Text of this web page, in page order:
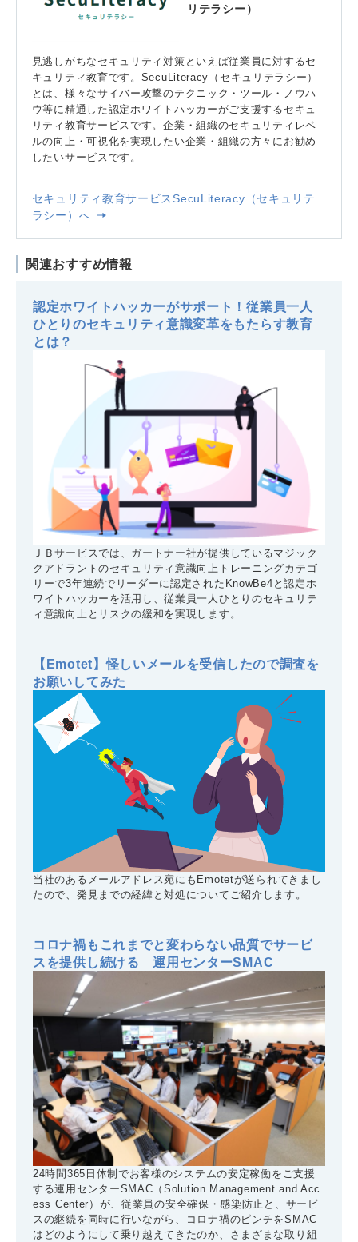
リテラシー）
見逃しがちなセキュリティ対策といえば従業員に対するセ
キュリティ教育です。SecuLiteracy（セキュリテラシー）
とは、様々なサイバー攻撃のテクニック・ツール・ノウハ
ウ等に精通した認定ホワイトハッカーがご支援するセキュ
リティ教育サービスです。企業・組織のセキュリティレベ
ルの向上・可視化を実現したい企業・組織の方々にお勧め
したいサービスです。
セキュリティ教育サービスSecuLiteracy（セキュリテ
ラシー）へ
関連おすすめ情報
認定ホワイトハッカーがサポート！従業員一人
ひとりのセキュリティ意識変革をもたらす教育
とは？
ＪＢサービスでは、ガートナー社が提供しているマジック
クアドラントのセキュリティ意識向上トレーニングカテゴ
リーで3年連続でリーダーに認定されたKnowBe4と認定ホ
ワイトハッカーを活用し、従業員一人ひとりのセキュリテ
ィ意識向上とリスクの緩和を実現します。
【Emotet】怪しいメールを受信したので調査を
お願いしてみた
当社のあるメールアドレス宛にもEmotetが送られてきまし
たので、発見までの経緯と対処についてご紹介します。
コロナ禍もこれまでと変わらない品質でサービ
スを提供し続ける 運用センターSMAC
24時間365日体制でお客様のシステムの安定稼働をご支援
する運用センターSMAC（Solution Management and Acc
ess Center）が、従業員の安全確保・感染防止と、サービ
スの継続を同時に行いながら、コロナ禍のピンチをSMAC
はどのようにして乗り越えてきたのか、さまざまな取り組